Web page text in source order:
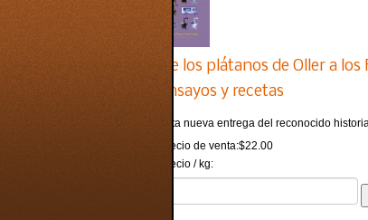
De los plátanos de Oller a
ensayos y recetas
Esta nueva entrega del reconocido
Precio de venta:$22.00
Precio / kg: